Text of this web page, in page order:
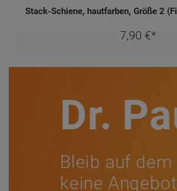
Stack-Schiene, hautfarben, Größe 2
7,90 €*
Dr.
Bleib auf
keine